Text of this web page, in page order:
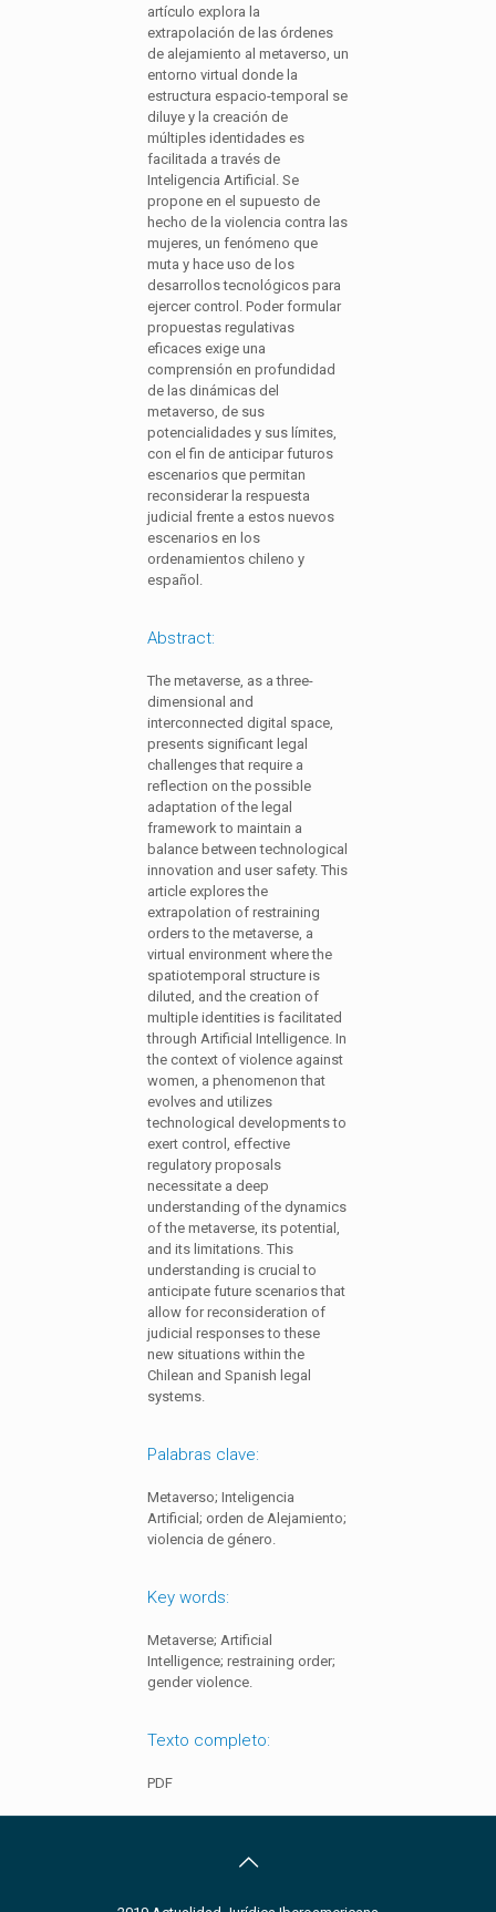
artículo explora la
extrapolación de las órdenes
de alejamiento al metaverso, un
entorno virtual donde la
estructura espacio-temporal se
diluye y la creación de
múltiples identidades es
facilitada a través de
Inteligencia Artificial. Se
propone en el supuesto de
hecho de la violencia contra las
mujeres, un fenómeno que
muta y hace uso de los
desarrollos tecnológicos para
ejercer control. Poder formular
propuestas regulativas
eficaces exige una
comprensión en profundidad
de las dinámicas del
metaverso, de sus
potencialidades y sus límites,
con el fin de anticipar futuros
escenarios que permitan
reconsiderar la respuesta
judicial frente a estos nuevos
escenarios en los
ordenamientos chileno y
español.
Abstract:
The metaverse, as a three-
dimensional and
interconnected digital space,
presents significant legal
challenges that require a
reflection on the possible
adaptation of the legal
framework to maintain a
balance between technological
innovation and user safety. This
article explores the
extrapolation of restraining
orders to the metaverse, a
virtual environment where the
spatiotemporal structure is
diluted, and the creation of
multiple identities is facilitated
through Artificial Intelligence. In
the context of violence against
women, a phenomenon that
evolves and utilizes
technological developments to
exert control, effective
regulatory proposals
necessitate a deep
understanding of the dynamics
of the metaverse, its potential,
and its limitations. This
understanding is crucial to
anticipate future scenarios that
allow for reconsideration of
judicial responses to these
new situations within the
Chilean and Spanish legal
systems.
Palabras clave:
Metaverso; Inteligencia
Artificial; orden de Alejamiento;
violencia de género.
Key words:
Metaverse; Artificial
Intelligence; restraining order;
gender violence.
Texto completo:
PDF